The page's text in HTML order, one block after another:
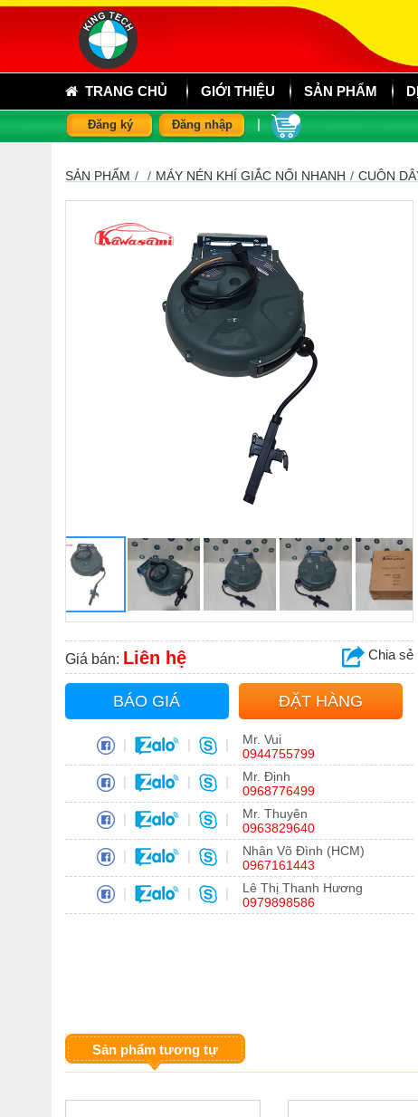
TRANG CHỦ GIỚI THIỆU SẢN PHẨM
Đăng ký Đăng nhập
SẢN PHẨM / / MÁY NÉN KHÍ GIẮC NỐI NHANH / CUỘN
Giá bán: Liên hệ Chia sẻ
BÁO GIÁ ĐẶT HÀNG
| | |
Mr. Vui
0944755799
| | |
Mr. Định
0968776499
| | |
Mr. Thuyên
0963829640
| | |
Nhân Võ Đình (HCM)
0967161443
| | |
Lê Thị Thanh Hương
0979898586
Sản phẩm tương tự